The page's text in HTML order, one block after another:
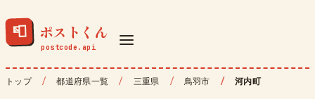
📮 ポストくん
トップ 都道府県一覧 三重県 鳥羽市 河内町